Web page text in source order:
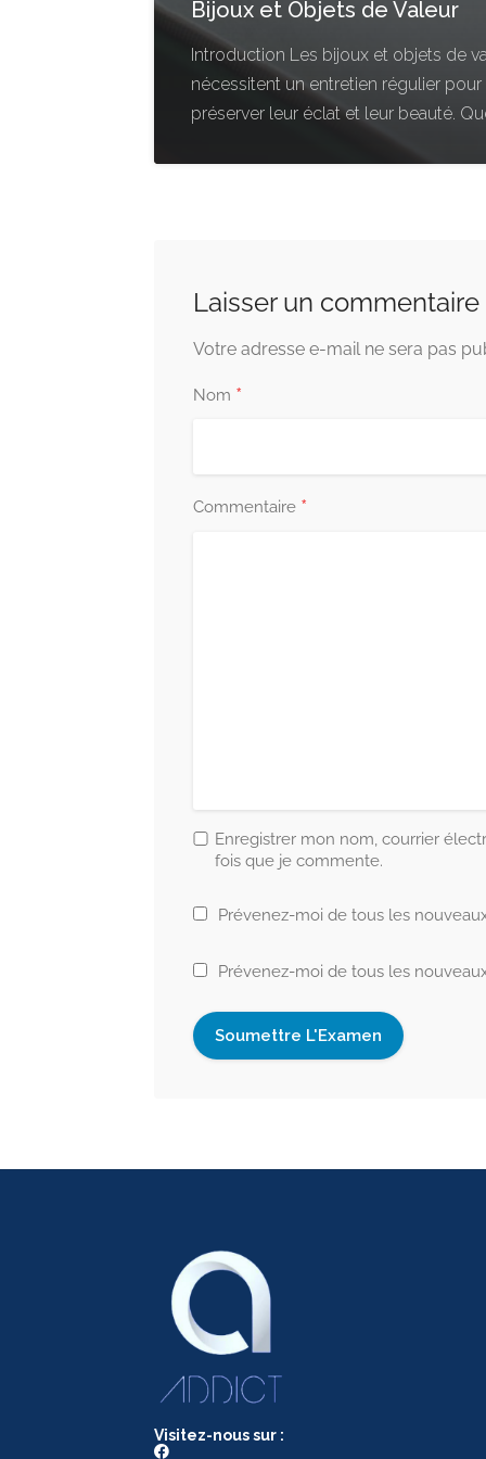
Bijoux et Objets de Valeur
Introduction Les bijoux et objets de
nécessitent un entretien régulier pour
préserver leur éclat et leur beauté.
Laisser un commentaire
Votre adresse e-mail ne sera pas
Nom *
Commentaire *
Enregistrer mon nom, courrier
fois que je commente.
Prévenez-moi de tous les
Prévenez-moi de tous les
Visitez-nous sur :